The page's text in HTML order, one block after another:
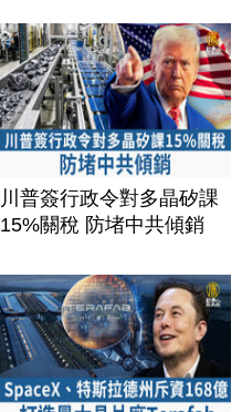
川普簽行政令對多晶矽課
15%關稅 防堵中共傾銷